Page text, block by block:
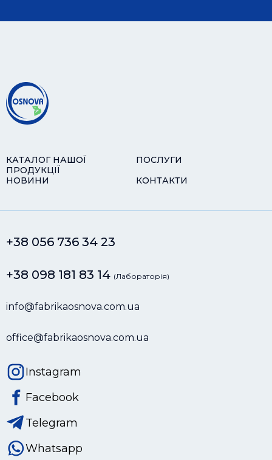
КАТАЛОГ НАШОЇ
ПРОДУКЦІЇ
ПОСЛУГИ
НОВИНИ
КОНТАКТИ
+38 056 736 34 23
+38 098 181 83 14 (Лабораторія)
info@fabrikaosnova.com.ua
office@fabrikaosnova.com.ua
Instagram
Facebook
Telegram
Whatsapp